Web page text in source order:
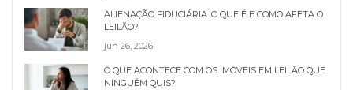
ALIENAÇÃO FIDUCIÁRIA: O QUE É E COMO AFETA O
LEILÃO?
jun 26, 2026
O QUE ACONTECE COM OS IMÓVEIS EM LEILÃO QUE
NINGUÉM QUIS?